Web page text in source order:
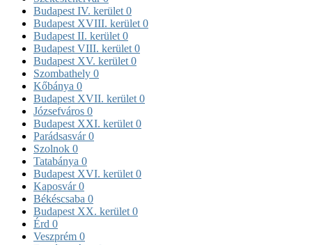
Budapest IV. kerület 0
Budapest XVIII. kerület 0
Budapest II. kerület 0
Budapest VIII. kerület 0
Budapest XV. kerület 0
Szombathely 0
Kőbánya 0
Budapest XVII. kerület 0
Józsefváros 0
Budapest XXI. kerület 0
Parádsasvár0
Szolnok 0
Tatabánya 0
Budapest XVI. kerület 0
Kaposvár0
Békéscsaba 0
Budapest XX. kerület 0
Érd 0
Veszprém 0